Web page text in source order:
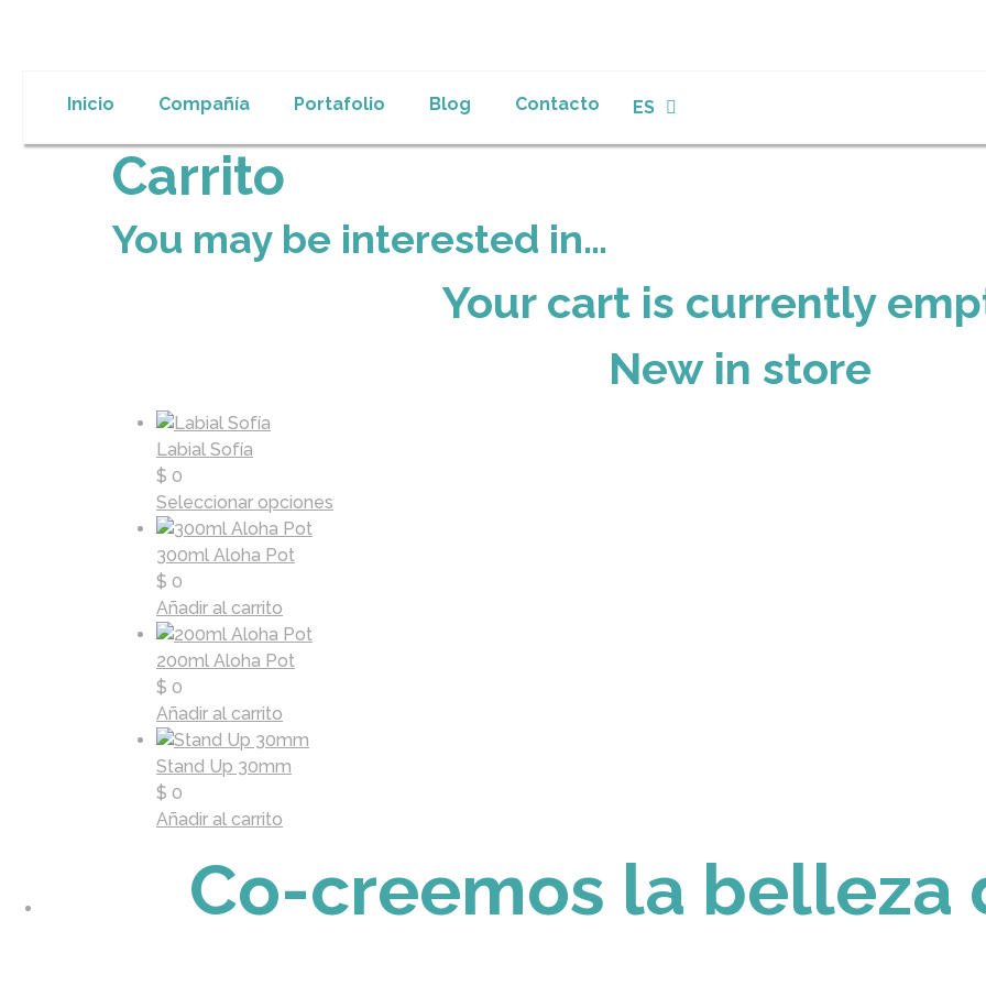
Inicio Compañía Portafolio Blog Contacto ES
EN
Carrito
You may be interested in…
Your cart is currently
New in store
Labial Sofía
$ 0
Seleccionar opciones
300ml Aloha Pot
$ 0
Añadir al carrito
200ml Aloha Pot
$ 0
Añadir al carrito
Stand Up 30mm
$ 0
Añadir al carrito
Co-creemos la belleza